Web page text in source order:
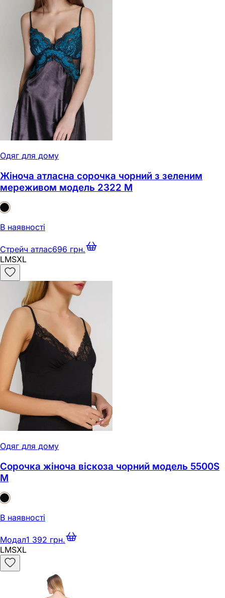
Одяг для дому
Жіноча атласна сорочка чорний з зеленим
мереживом модель 2322 M
В наявності
Стрейч атлас696 грн.
LMSXL
Одяг для дому
Сорочка жіноча віскоза чорний модель 5500S
M
В наявності
Модал1 392 грн.
LMSXL